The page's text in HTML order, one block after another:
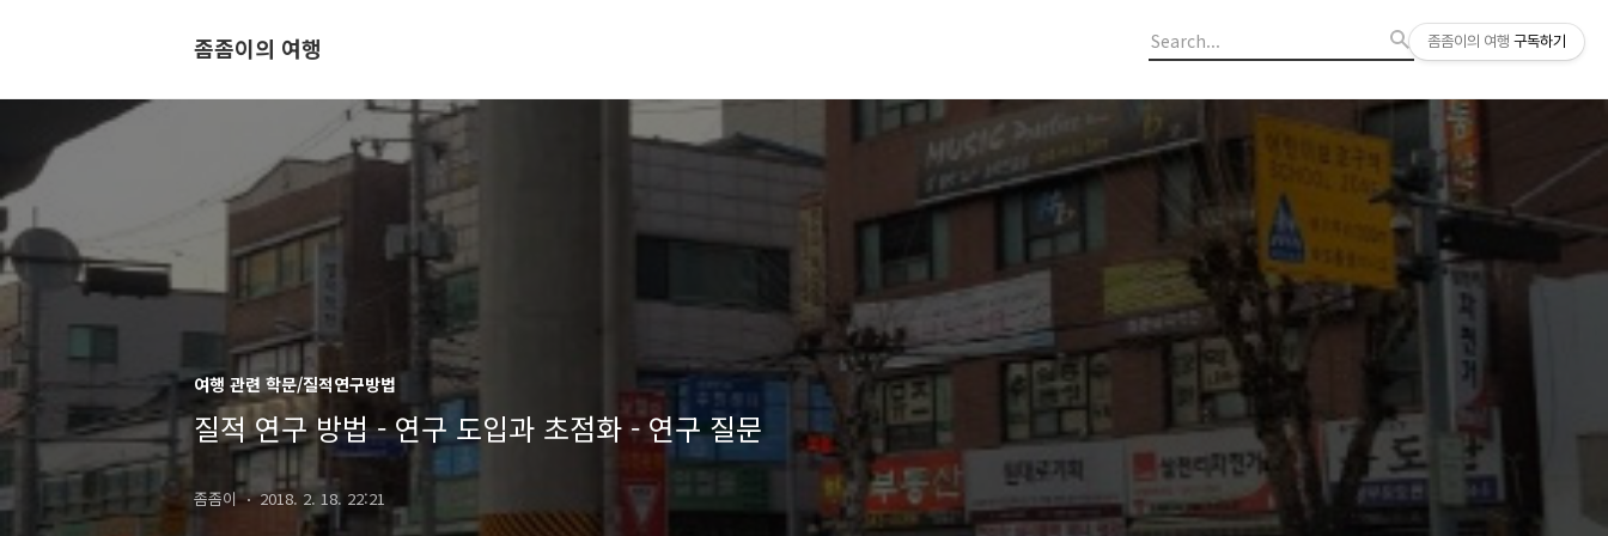
좀좀이의 여행
여행 관련 학문/질적연구방법
질적 연구 방법 - 연구 도입과 초점화 - 연구 질문
좀좀이 2018. 2. 18. 22:21
좀좀이의 여행 구독하기